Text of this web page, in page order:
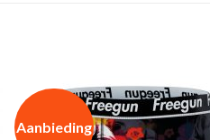
Aanbieding